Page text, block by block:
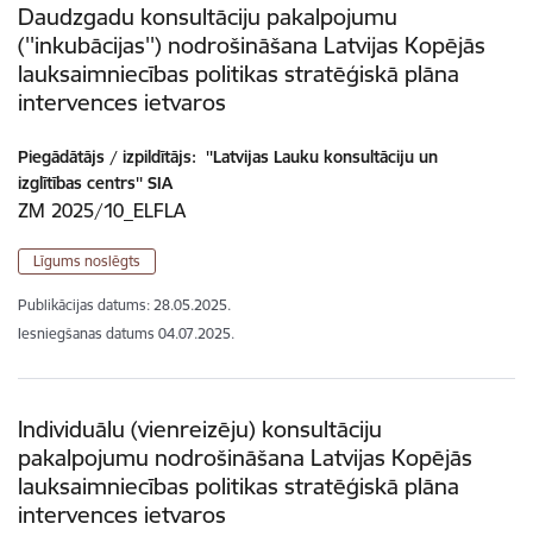
Daudzgadu konsultāciju pakalpojumu
(''inkubācijas'') nodrošināšana Latvijas Kopējās
lauksaimniecības politikas stratēģiskā plāna
intervences ietvaros
Piegādātājs / izpildītājs: ''Latvijas Lauku konsultāciju un
izglītības centrs'' SIA
ZM 2025/10_ELFLA
Līgums noslēgts
Publikācijas datums: 28.05.2025.
Iesniegšanas datums 04.07.2025.
Individuālu (vienreizēju) konsultāciju
pakalpojumu nodrošināšana Latvijas Kopējās
lauksaimniecības politikas stratēģiskā plāna
intervences ietvaros